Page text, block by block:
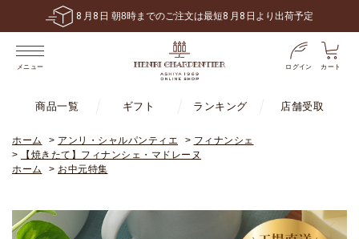
8 月 8 日 朝8時までのご注文は最短8 月 8 日より出荷予定
メニュー ログイン カート
商品一覧 ギフト ランキング 店舗受取
ホーム > アンリ・シャルパンティエ > フィナンシェ
>
【焼きたて】フィナンシェ・マドレーヌ
ホーム
> お中元特集